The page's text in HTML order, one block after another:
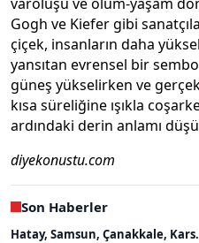
Gogh ve Kiefer gibi
çiçek, insanların daha
yansıtan evrensel bir
güneş yükselirken ve
kısa süreliğine ışıkla
ardındaki derin anlamı
diyekonustu.com
Son Haberler
Hatay, Samsun, Çanakkale,